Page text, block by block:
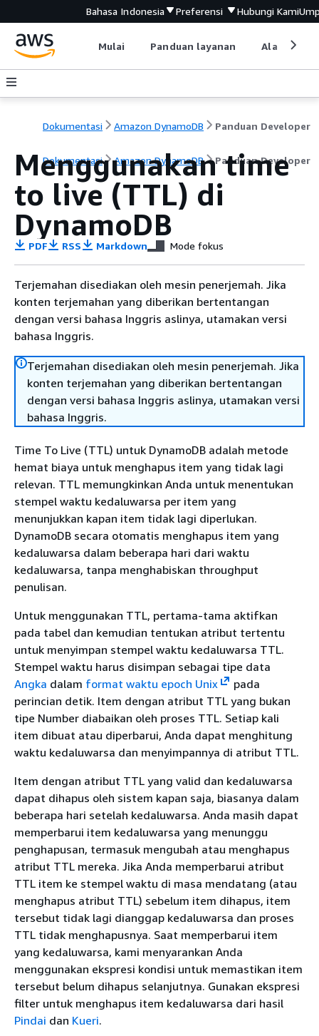
Bahasa Indonesia Preferensi Hubungi Kami
Mulai Panduan layanan Alat
Dokumentasi Amazon DynamoDB Panduan Developer
Dokumentasi Amazon DynamoDB Panduan Developer
Menggunakan time
to live (TTL) di
DynamoDB
PDF RSS Markdown Mode fokus
Terjemahan disediakan oleh mesin penerjemah. Jika
konten terjemahan yang diberikan bertentangan
dengan versi bahasa Inggris aslinya, utamakan versi
bahasa Inggris.
Terjemahan disediakan oleh mesin penerjemah. Jika
konten terjemahan yang diberikan bertentangan
dengan versi bahasa Inggris aslinya, utamakan versi
bahasa Inggris.
Time To Live (TTL) untuk DynamoDB adalah metode
hemat biaya untuk menghapus item yang tidak lagi
relevan. TTL memungkinkan Anda untuk menentukan
stempel waktu kedaluwarsa per item yang
menunjukkan kapan item tidak lagi diperlukan.
DynamoDB secara otomatis menghapus item yang
kedaluwarsa dalam beberapa hari dari waktu
kedaluwarsa, tanpa menghabiskan throughput
penulisan.
Untuk menggunakan TTL, pertama-tama aktifkan
pada tabel dan kemudian tentukan atribut tertentu
untuk menyimpan stempel waktu kedaluwarsa TTL.
Stempel waktu harus disimpan sebagai tipe data
Angka dalam format waktu epoch Unix
pada
perincian detik. Item dengan atribut TTL yang bukan
tipe Number diabaikan oleh proses TTL. Setiap kali
item dibuat atau diperbarui, Anda dapat menghitung
waktu kedaluwarsa dan menyimpannya di atribut TTL.
Item dengan atribut TTL yang valid dan kedaluwarsa
dapat dihapus oleh sistem kapan saja, biasanya dalam
beberapa hari setelah kedaluwarsa. Anda masih dapat
memperbarui item kedaluwarsa yang menunggu
penghapusan, termasuk mengubah atau menghapus
atribut TTL mereka. Jika Anda memperbarui atribut
TTL item ke stempel waktu di masa mendatang (atau
menghapus atribut TTL) sebelum item dihapus, item
tersebut tidak lagi dianggap kedaluwarsa dan proses
TTL tidak menghapusnya. Saat memperbarui item
yang kedaluwarsa, kami menyarankan Anda
menggunakan ekspresi kondisi untuk memastikan item
tersebut belum dihapus selanjutnya. Gunakan ekspresi
filter untuk menghapus item kedaluwarsa dari hasil
Pindai dan Kueri.